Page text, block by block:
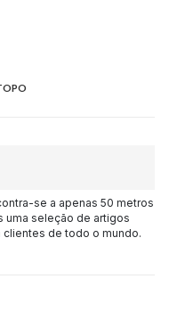
se a apenas 50 metros
uma seleção de artigos
de todo o mundo.